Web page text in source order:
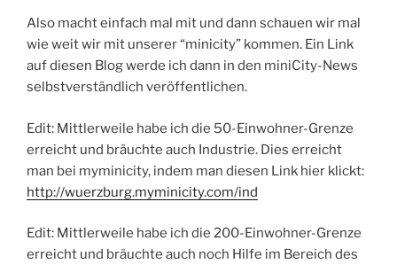
Also macht einfach mal mit und dann schauen wir mal
wie weit wir mit unserer “minicity” kommen. Ein Link
auf diesen Blog werde ich dann in den miniCity-News
selbstverständlich veröffentlichen.
Edit: Mittlerweile habe ich die 50-Einwohner-Grenze
erreicht und bräuchte auch Industrie. Dies erreicht
man bei myminicity, indem man diesen Link hier klickt:
http://wuerzburg.myminicity.com/ind
Edit: Mittlerweile habe ich die 200-Einwohner-Grenze
erreicht und bräuchte auch noch Hilfe im Bereich des